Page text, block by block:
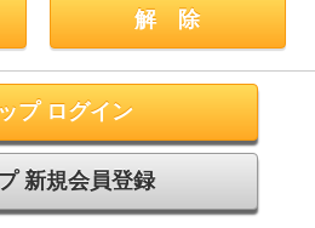
プ ログイン
新規会員登録